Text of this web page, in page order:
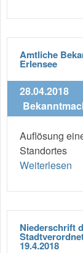
Amtliche
Erlensee
28.04.2018
Auflösung
Standortes
Weiterlesen
Niederschrift
19.4.2018